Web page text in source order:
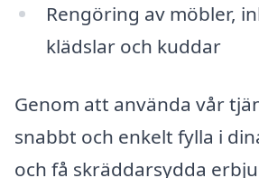
Rengöring av möbler,
klädslar och kuddar
Genom att använda vår
snabbt och enkelt fylla i
och få skräddarsydda